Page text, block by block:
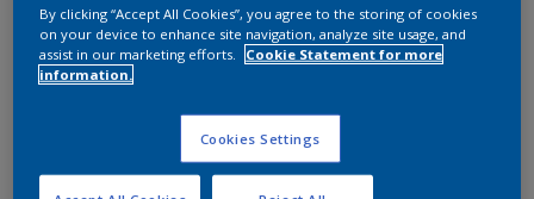
SUGGESTIONS
D'HARMONIES
Le Blanc Parfait
By clicking “Accept All Cookies”, you agree to the storing of cookies
on your device to enhance site navigation, analyze site usage, and
assist in our marketing efforts.
Cookie Statement for more
information.
Cookies Settings